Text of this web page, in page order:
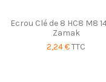
Ecrou Clé de 8 HC8 M8
Zamak
2,24 €TTC